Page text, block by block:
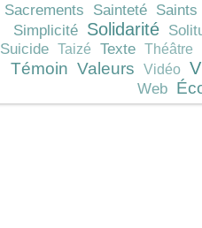
Sacrements Sainteté Saints
Simplicité Solidarité
Suicide
Taizé Texte Théâtre
Témoin Valeurs Vidéo
Web